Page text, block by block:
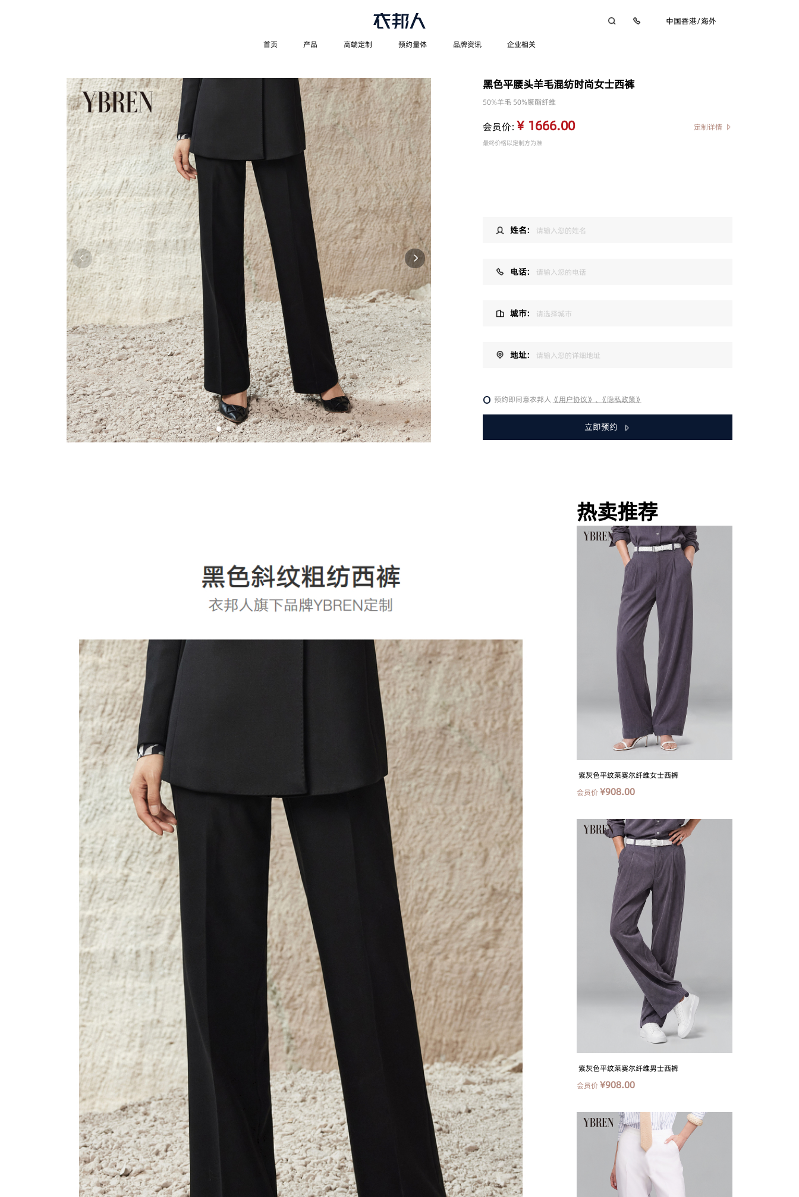
中国香港/海外
首页 产品 高端定制 预约量体 品牌资讯 企业相关
黑色平腰头羊毛混纺时尚女士西裤
50%羊毛 50%聚酯纤维
会员价： ¥ 1666.00 定制详情
最终价格以定制方为准
姓名：
电话：
城市：
地址：
预约即同意衣邦人 《用户协议》 、 《隐私政策》
立即预约
热卖推荐
紫灰色平纹莱赛尔纤维女士西裤
会员价¥908.00
紫灰色平纹莱赛尔纤维男士西裤
会员价¥908.00